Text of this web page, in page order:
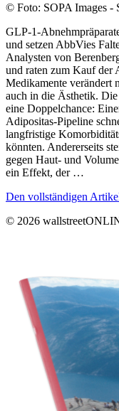
© Foto: SOPA Images -
GLP-1-
und setzen AbbVies
Analysten von
und raten zum Kauf der
Medikamente verändert
auch in die Ästhetik.
eine Doppelchance:
Adipositas-Pipeline
langfristige
könnten. Andererseits
gegen Haut- und
ein Effekt, der …
Den vollständigen
© 2026